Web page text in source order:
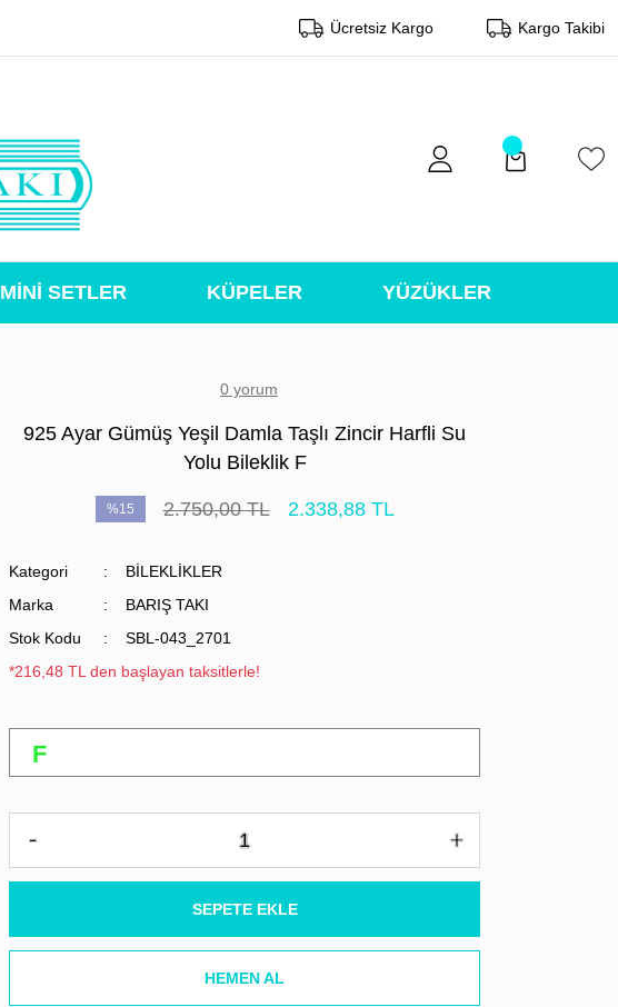
Ücretsiz Kargo Kargo Takibi
MİNİ SETLER KÜPELER YÜZÜKLER
0 yorum
925 Ayar Gümüş Yeşil Damla Taşlı Zincir Harfli Su
Yolu Bileklik F
%15 2.750,00 TL 2.338,88 TL
Kategori
BİLEKLİKLER
Marka
BARIŞ TAKI
Stok Kodu
SBL-043_2701
*216,48 TL den başlayan taksitlerle!
SEPETE EKLE
HEMEN AL